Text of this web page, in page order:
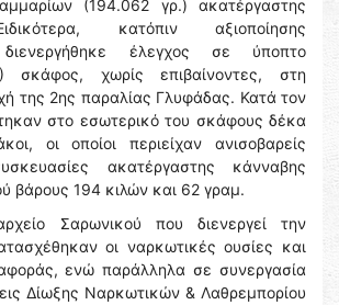
(194.062 γρ.) ακατέργαστης
κατόπιν αξιοποίησης
διενεργήθηκε έλεγχος σε ύποπτο
σκάφος, χωρίς επιβαίνοντες, στη
της 2ης παραλίας Γλυφάδας. Κατά τον
στο εσωτερικό του σκάφους δέκα
οι οποίοι περιείχαν ανισοβαρείς
ακατέργαστης κάνναβης
βάρους 194 κιλών και 62 γραμ.
Σαρωνικού που διενεργεί την
οι ναρκωτικές ουσίες και
ενώ παράλληλα σε συνεργασία
Δίωξης Ναρκωτικών & Λαθρεμπορίου